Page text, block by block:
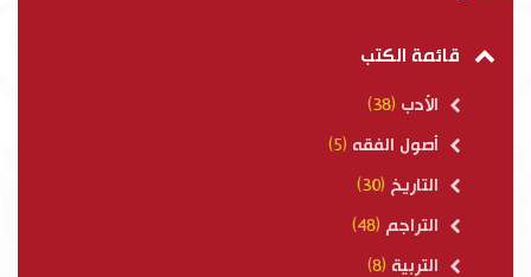
قائمة الكتب
الأدب (38)
أصول الفقه (5)
التاريخ (30)
التراجم (48)
التربية (8)